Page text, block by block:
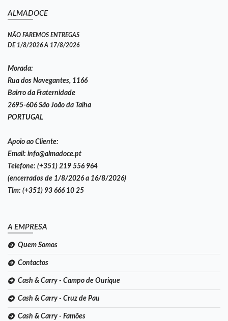
ALMADOCE
NÃO FAREMOS ENTREGAS
DE 1/8/2026 A 17/8/2026
Morada:
Rua dos Navegantes, 1166
Bairro da Fraternidade
2695-606 São João da Talha
PORTUGAL
Apoio ao Cliente:
Email: info@almadoce.pt
Telefone: (+351) 219 556 964
(encerrados de 1/8/2026 a 16/8/2026)
Tlm: (+351) 93 666 10 25
A EMPRESA
Quem Somos
Contactos
Cash & Carry - Campo de Ourique
Cash & Carry - Cruz de Pau
Cash & Carry - Famões